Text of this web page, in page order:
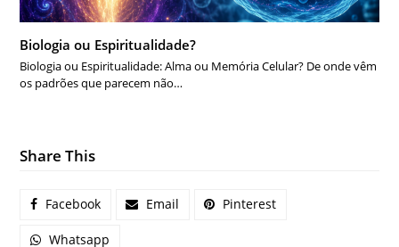
Biologia ou Espiritualidade?
Biologia ou Espiritualidade: Alma ou Memória Celular? De onde vêm
os padrões que parecem não…
Share This
Facebook Email Pinterest
Whatsapp